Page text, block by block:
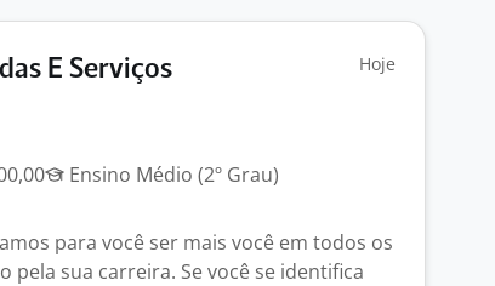
E Serviços Hoje
Ensino Médio (2º Grau)
para você ser mais você em todos os
pela sua carreira. Se você se identifica